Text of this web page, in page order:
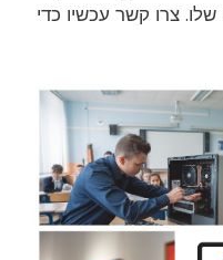
צרו קשר עכשיו כדי